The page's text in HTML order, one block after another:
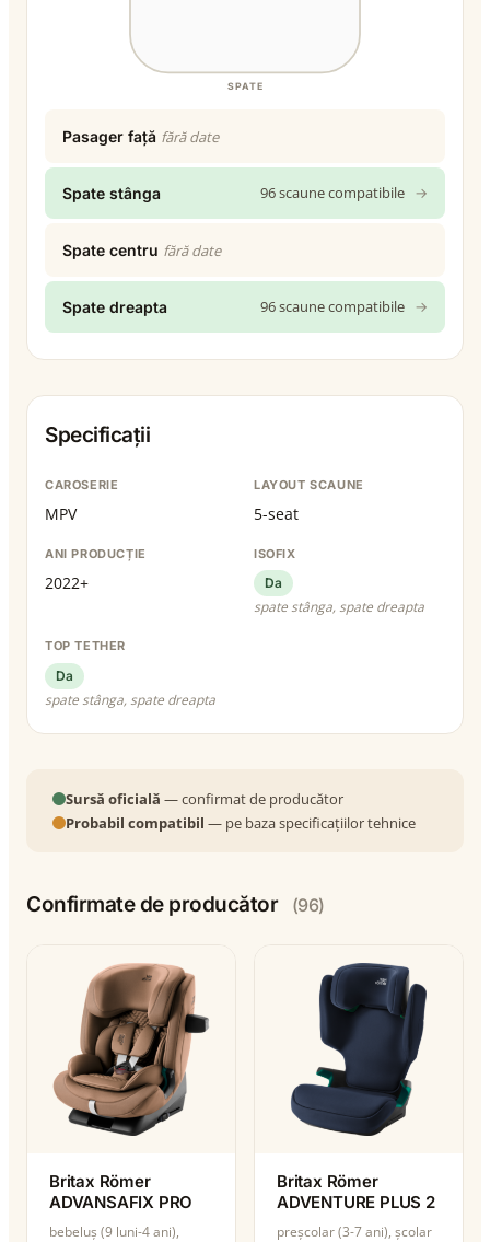
SPATE
Pasager față fără date
Spate stânga 96 scaune compatibile →
Spate centru fără date
Spate dreapta 96 scaune compatibile →
Specificații
CAROSERIE
MPV
LAYOUT SCAUNE
5-seat
ANI PRODUCȚIE
2022+
ISOFIX
Da
spate stânga, spate dreapta
TOP TETHER
Da
spate stânga, spate dreapta
Sursă oficială — confirmat de producător
Probabil compatibil — pe baza specificațiilor tehnice
Confirmate de producător (96)
Britax Römer
ADVANSAFIX PRO
bebeluș (9 luni-4 ani),
Britax Römer
ADVENTURE PLUS 2
preșcolar (3-7 ani), școlar